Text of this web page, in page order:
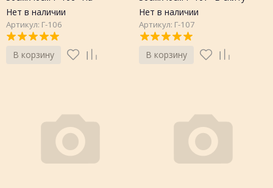
яблоневой ветке"
Нет в наличии
Артикул: Г-106
В корзину
Нет в наличии
Артикул: Г-107
В корзину